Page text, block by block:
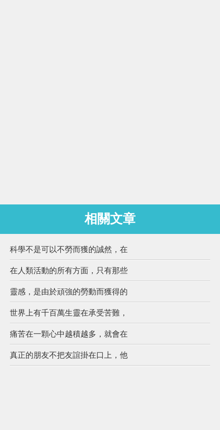
相關文章
科學不是可以不勞而獲的誠然，在
在人類活動的所有方面，只有那些
靈感，是由於頑強的勞動而獲得的
世界上有千百萬生靈在承受苦難，
痛苦在一顆心中越積越多，就會在
真正的朋友不把友誼掛在口上，他